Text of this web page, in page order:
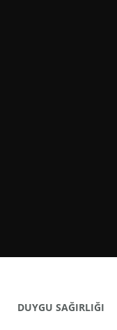
DUYGU SAĞIRLIĞI